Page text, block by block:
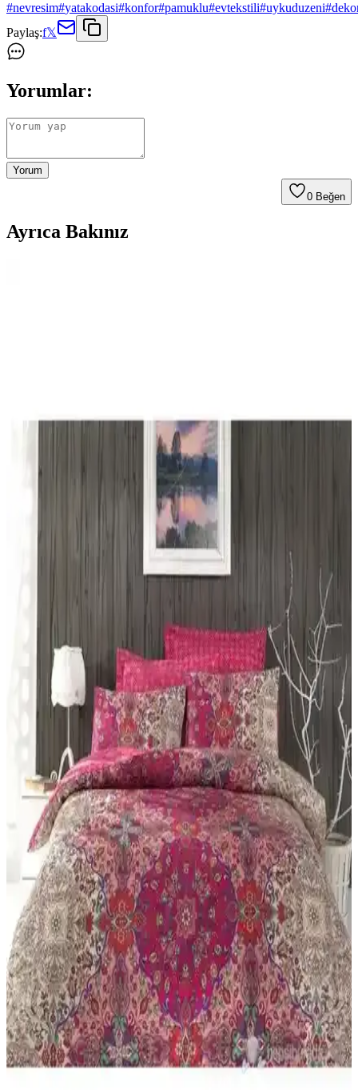
#nevresim#yatakodasi#konfor#pamuklu#evtekstili#uykuduzeni#
Paylaş:f𝕏
Yorumlar:
Yorum
0 Beğen
Ayrıca Bakınız
Nevresim Takımları Karşılaştırması
Yataş Bedding Amora ve Nimbus çift kişilik nevresim takımlarını
detaylı karşılaştırıyoruz. Malzeme, tasarım, kullanıcı yorumları ve
özellikler açısından farkları inceleyerek en uygun seçimi yapmanıza
Yataş Bedding Silva Çift Kişilik Nevresim Takımı
Modern ve Enerjik Tasarımıyla Odalara Canlılık
Silva nevresim takımı, canlı kırmızı renk ve modern desenleriyle
yatak odalarına ferah ve enerjik bir atmosfer sağlar, dayanıklı
kumaşıyla uzun ömürlü kullanım sunar.
Nacarev Mega Boy Pencereli Kare Ekose Bej Yastık
Yorgan Düzenleyici Hurç: Saklama Çözümü
Bej kare ekose desenli Nacarev Mega Boy Pencereli Hurç,
90x50x50 cm hacmiyle yatak takımları ve sezonluk eşyalar için
geniş depolama sağlar. Şeffaf pencere içerik görünümü ve çift yönlü
fermuar ile pratik ve koruyucudur.
Yataş Aden Ranforce ve Astrid Tek Kişilik Nevresim
Setleri Karşılaştırması
Yataş Aden ve Astrid nevresim setleri, malzeme, tasarım ve
dayanıklılık açısından karşılaştırıldı. Her iki ürünün özellikleri,
kullanıcı yorumları ve bakım detaylarıyla en uygun seçimi
yapmanıza yardımcı olur.
Tulip vs Valezium Tek Kişilik Nevresim Takımları:
Konfor ve Dayanıklılık
Bu karşılaştırma, My Story Mystory Tulip ile Valezium desenli tek
kişilik nevresim takımları arasındaki farkları boyutlar, lastikli çarşaf
yapısı, kumaş dokusu ve bakım talimatları üzerinden inceler; konfor
ve dayanıklılık odaklı sonuçlar sunar.
Formeya Lastikli Çarşaflı ve Madame Coco Odette
Tek Kişilik Nevresim Takımı Karşılaştırması
İki farklı nevresim takımı detaylı karşılaştırmasıyla kumaş, renk,